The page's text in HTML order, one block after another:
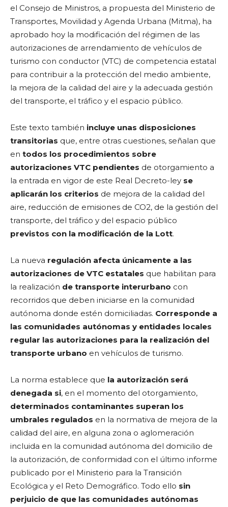
el Consejo de Ministros, a propuesta del Ministerio de
Transportes, Movilidad y Agenda Urbana (Mitma), ha
aprobado hoy la modificación del régimen de las
autorizaciones de arrendamiento de vehículos de
turismo con conductor (VTC) de competencia estatal
para contribuir a la protección del medio ambiente,
la mejora de la calidad del aire y la adecuada gestión
del transporte, el tráfico y el espacio público.
Este texto también incluye unas disposiciones
transitorias que, entre otras cuestiones, señalan que
en todos los procedimientos sobre
autorizaciones VTC pendientes de otorgamiento a
la entrada en vigor de este Real Decreto-ley se
aplicarán los criterios de mejora de la calidad del
aire, reducción de emisiones de CO2, de la gestión del
transporte, del tráfico y del espacio público
previstos con la modificación de la Lott.
La nueva regulación afecta únicamente a las
autorizaciones de VTC estatales que habilitan para
la realización de transporte interurbano con
recorridos que deben iniciarse en la comunidad
autónoma donde estén domiciliadas. Corresponde a
las comunidades autónomas y entidades locales
regular las autorizaciones para la realización del
transporte urbano en vehículos de turismo.
La norma establece que la autorización será
denegada si, en el momento del otorgamiento,
determinados contaminantes superan los
umbrales regulados en la normativa de mejora de la
calidad del aire, en alguna zona o aglomeración
incluida en la comunidad autónoma del domicilio de
la autorización, de conformidad con el último informe
publicado por el Ministerio para la Transición
Ecológica y el Reto Demográfico. Todo ello sin
perjuicio de que las comunidades autónomas